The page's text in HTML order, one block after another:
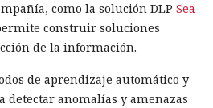
como la solución DLP Sea
construir soluciones
de la información.
de aprendizaje automático y
detectar anomalías y amenazas